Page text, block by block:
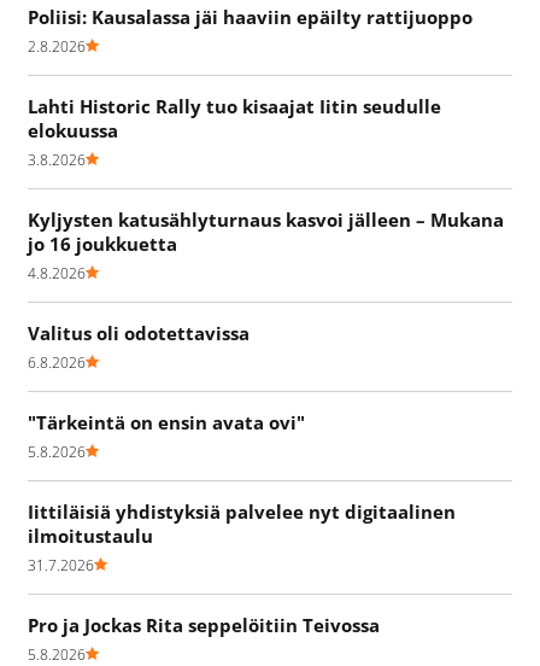
Poliisi: Kausalassa jäi haaviin epäilty rattijuoppo
2.8.2026
Lahti Historic Rally tuo kisaajat Iitin seudulle
elokuussa
3.8.2026
Kyljysten katusählyturnaus kasvoi jälleen – Mukana
jo 16 joukkuetta
4.8.2026
Valitus oli odotettavissa
6.8.2026
"Tärkeintä on ensin avata ovi"
5.8.2026
Iittiläisiä yhdistyksiä palvelee nyt digitaalinen
ilmoitustaulu
31.7.2026
Pro ja Jockas Rita seppelöitiin Teivossa
5.8.2026